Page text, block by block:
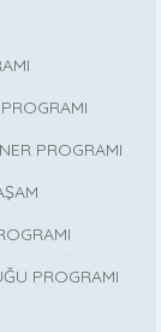
PROGRAMI
PROGRAMI